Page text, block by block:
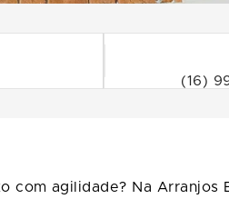
(16)
agilidade? Na Arranjos